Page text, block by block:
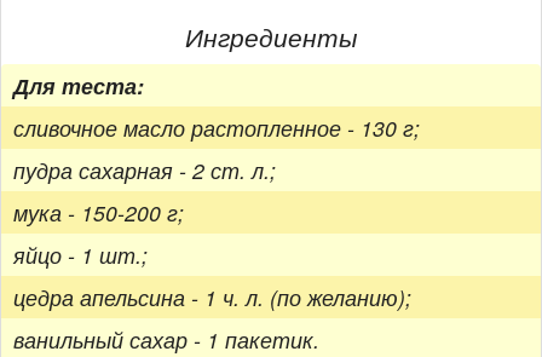
Ингредиенты
Для теста:
сливочное масло растопленное - 130 г;
пудра сахарная - 2 ст. л.;
мука - 150-200 г;
яйцо - 1 шт.;
цедра апельсина - 1 ч. л. (по желанию);
ванильный сахар - 1 пакетик.